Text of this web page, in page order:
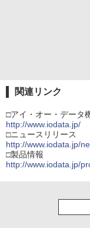
関連リンク
□アイ・オー・データ
http://www.iodata.jp/
□ニュースリリース
http://www.iodata.jp/
□製品情報
http://www.iodata.jp/